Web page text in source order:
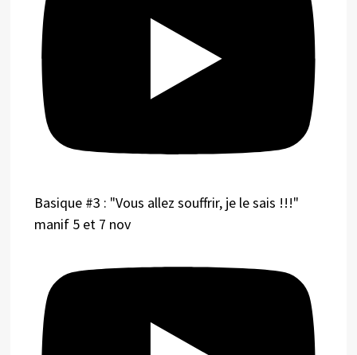
Basique #3 : "Vous allez souffrir, je le sais !!!"
manif 5 et 7 nov